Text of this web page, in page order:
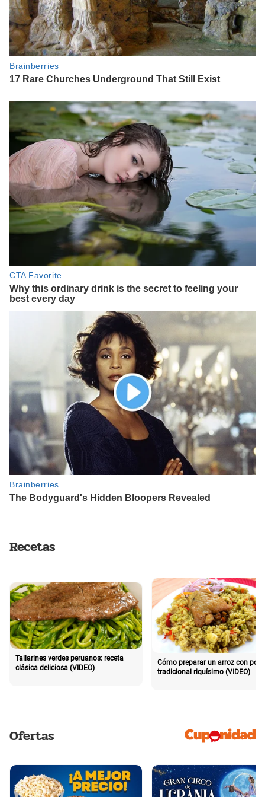
Recetas
Tallarines verdes peruanos: receta
clásica deliciosa (VIDEO)
Cómo preparar un arroz con pollo
tradicional riquísimo (VIDEO)
Ofertas